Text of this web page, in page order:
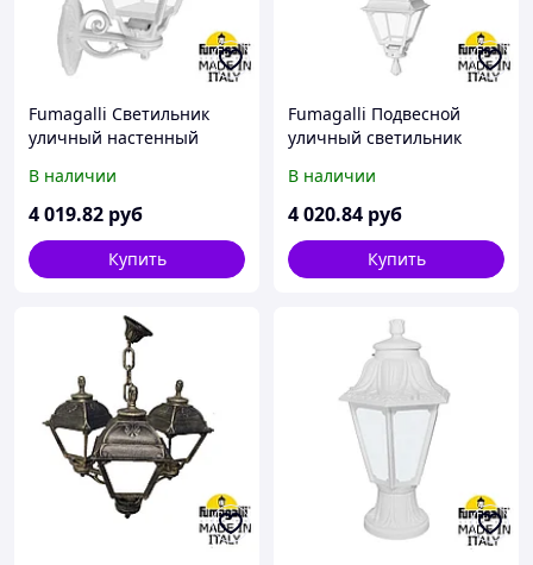
Fumagalli Светильник
уличный настенный
U23.131.000.WXF1R
В наличии
4 019.82 руб
Купить
Fumagalli Подвесной
уличный светильник
U23.120.000.WXF1R
В наличии
4 020.84 руб
Купить